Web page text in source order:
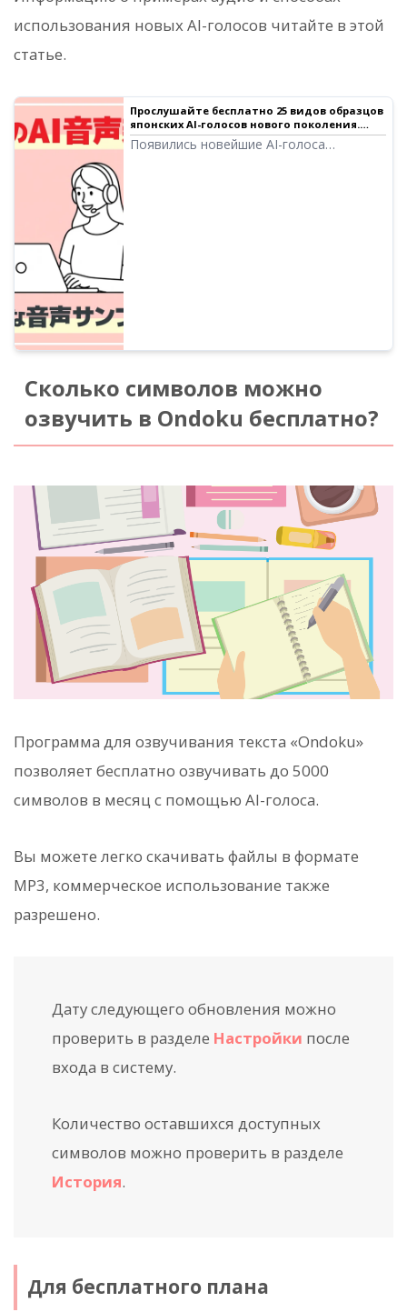
использования новых AI-голосов читайте в этой
статье.
Прослушайте бесплатно 25 видов образцов
японских AI-голосов нового поколения.
Поддержка многоязычного озвучивания
Появились новейшие AI-голоса
Сколько символов можно
озвучить в Ondoku бесплатно?
Программа для озвучивания текста «Ondoku»
позволяет бесплатно озвучивать до 5000
символов в месяц с помощью AI-голоса.
Вы можете легко скачивать файлы в формате
MP3, коммерческое использование также
разрешено.
Дату следующего обновления можно
проверить в разделе Настройки после
входа в систему.
Количество оставшихся доступных
символов можно проверить в разделе
История.
Для бесплатного плана